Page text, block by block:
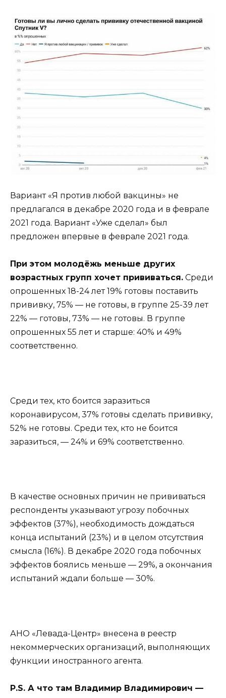
Вариант «Я против любой вакцины» не
предлагался в декабре 2020 года и в феврале
2021 года. Вариант «Уже сделал» был
предложен впервые в феврале 2021 года.
При этом молодёжь меньше других
возрастных групп хочет прививаться. Среди
опрошенных 18-24 лет 19% готовы поставить
прививку, 75% — не готовы, в группе 25-39 лет
22% — готовы, 73% — не готовы. В группе
опрошенных 55 лет и старше: 40% и 49%
соответственно.
Среди тех, кто боится заразиться
коронавирусом, 37% готовы сделать прививку,
52% не готовы. Среди тех, кто не боится
заразиться, — 24% и 69% соответственно.
В качестве основных причин не прививаться
респонденты указывают угрозу побочных
эффектов (37%), необходимость дождаться
конца испытаний (23%) и в целом отсутствия
смысла (16%). В декабре 2020 года побочных
эффектов боялись меньше — 29%, а окончания
испытаний ждали больше — 30%.
АНО «Левада-Центр» внесена в реестр
некоммерческих организаций, выполняющих
функции иностранного агента.
P.S. А что там Владимир Владимирович —